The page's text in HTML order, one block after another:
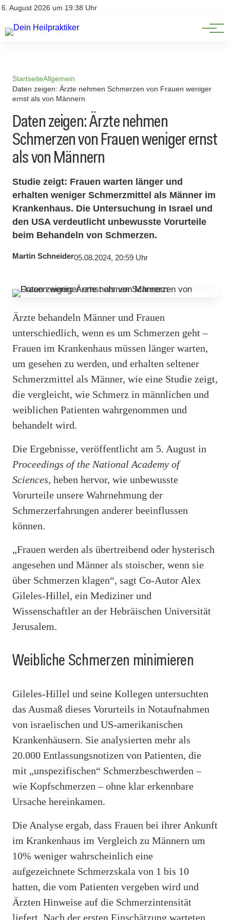
6. August 2026 um 19:38 Uhr
Impressum
Natürliche Medizin
Heilpflanzen & Kräuterkunde
StartseiteAllgemein
Daten zeigen: Ärzte nehmen Schmerzen von Frauen weniger
ernst als von Männern
Daten zeigen: Ärzte nehmen
Schmerzen von Frauen weniger ernst
als von Männern
Studie zeigt: Frauen warten länger und
erhalten weniger Schmerzmittel als Männer im
Krankenhaus. Die Untersuchung in Israel und
den USA verdeutlicht unbewusste Vorurteile
beim Behandeln von Schmerzen.
Martin Schneider05.08.2024, 20:59 Uhr
Ärzte behandeln Männer und Frauen
unterschiedlich, wenn es um Schmerzen geht –
Frauen im Krankenhaus müssen länger warten,
um gesehen zu werden, und erhalten seltener
Schmerzmittel als Männer, wie eine Studie zeigt,
die vergleicht, wie Schmerz in männlichen und
weiblichen Patienten wahrgenommen und
behandelt wird.
Die Ergebnisse, veröffentlicht am 5. August in
Proceedings of the National Academy of
Sciences, heben hervor, wie unbewusste
Vorurteile unsere Wahrnehmung der
Schmerzerfahrungen anderer beeinflussen
können.
„Frauen werden als übertreibend oder hysterisch
angesehen und Männer als stoischer, wenn sie
über Schmerzen klagen“, sagt Co-Autor Alex
Gileles-Hillel, ein Mediziner und
Wissenschaftler an der Hebräischen Universität
Jerusalem.
Weibliche Schmerzen minimieren
Gileles-Hillel und seine Kollegen untersuchten
das Ausmaß dieses Vorurteils in Notaufnahmen
von israelischen und US-amerikanischen
Krankenhäusern. Sie analysierten mehr als
20.000 Entlassungsnotizen von Patienten, die
mit „unspezifischen“ Schmerzbeschwerden –
wie Kopfschmerzen – ohne klar erkennbare
Ursache hereinkamen.
Die Analyse ergab, dass Frauen bei ihrer Ankunft
im Krankenhaus im Vergleich zu Männern um
10% weniger wahrscheinlich eine
aufgezeichnete Schmerzskala von 1 bis 10
hatten, die vom Patienten vergeben wird und
Ärzten Hinweise auf die Schmerzintensität
liefert. Nach der ersten Einschätzung warteten